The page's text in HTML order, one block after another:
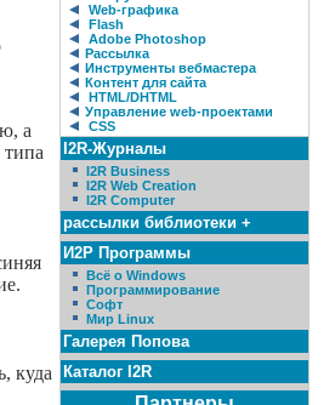
а
типа
куда
Web-графика
Flash
Adobe Photoshop
Рассылка
Инструменты вебмастера
Контент для сайта
HTML/DHTML
Управление web-проектами
CSS
I2R-Журналы
I2R Business
I2R Web Creation
I2R Computer
рассылки библиотеки +
И2Р Программы
Всё о Windows
Программирование
Софт
Мир Linux
Галерея Попова
Каталог I2R